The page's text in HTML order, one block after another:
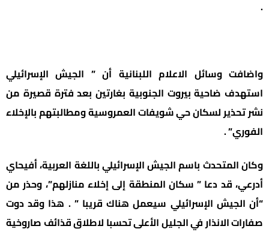
واضافت وسائل الاعلام اللبنانية أن ” الجيش الإسرائيلي
استهدف ضاحية بيروت الجنوبية بغارتين بعد فترة قصيرة من
نشر تحذير لسكان حي شويفات العمروسية ومطالبتهم بالإخلاء
الفوري” .
وكان المتحدث باسم الجيش الإسرائيلي باللغة العربية، أفيحاي
أدرعي، قد دعا ” سكان المنطقة إلى إخلاء منازلهم”، وحذر من
“أن الجيش الإسرائيلي سيعمل هناك قريبا ” . هذا وقد دوت
صفارات الانذار في الجليل الأعلى تحسبا لاطلاق قذائف صاروخية